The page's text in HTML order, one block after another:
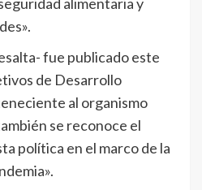
fue publicado este
de Desarrollo
al organismo
se reconoce el
política en el marco de la